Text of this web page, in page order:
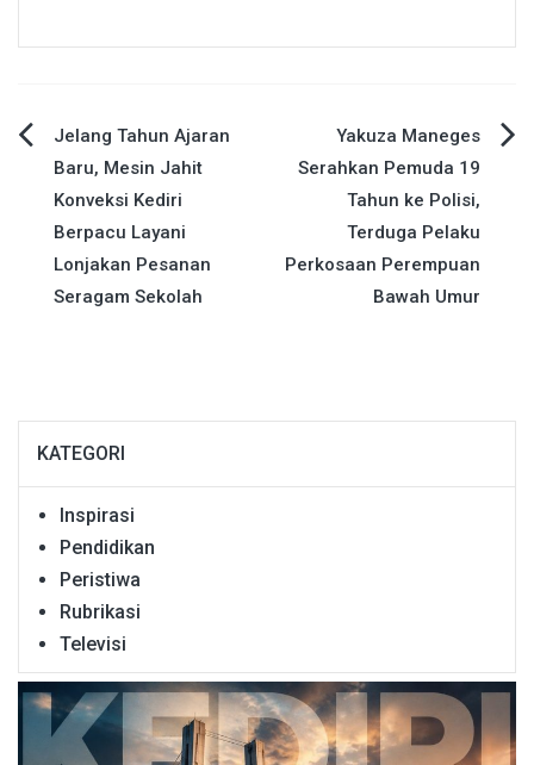
Navigasi
pos
Jelang Tahun Ajaran
Baru, Mesin Jahit
Konveksi Kediri
Berpacu Layani
Lonjakan Pesanan
Seragam Sekolah
Yakuza Maneges
Serahkan Pemuda 19
Tahun ke Polisi,
Terduga Pelaku
Perkosaan Perempuan
Bawah Umur
KATEGORI
Inspirasi
Pendidikan
Peristiwa
Rubrikasi
Televisi